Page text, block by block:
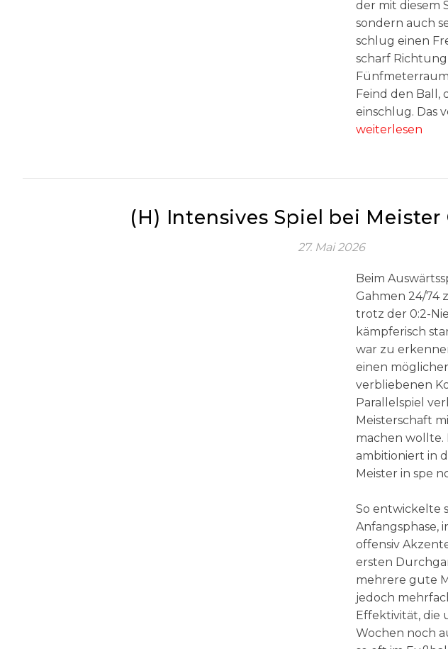
der mit diesem
sondern auch
schlug einen
scharf
Feind den Ball,
einschlug. Das
weiterlesen
(H) Intensives Spiel bei Meister
27. Mai 2026
Beim
Gahmen 24/74
trotz der 0:2-
kämpferisch
war zu
einen
verbliebenen
Parallelspiel
Meisterschaft
machen wollte.
ambitioniert in
Meister in spe
So entwickelte
Anfangsphase,
offensiv
ersten
mehrere gute
jedoch
Effektivität, die
Wochen noch